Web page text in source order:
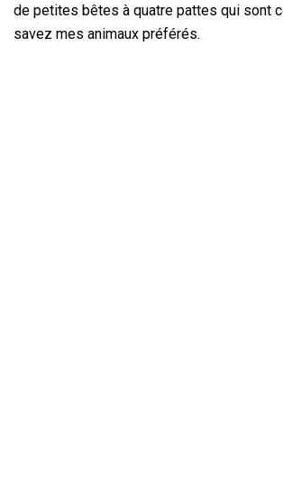
de petites bêtes à quatre pattes qui sont
savez mes animaux préférés.